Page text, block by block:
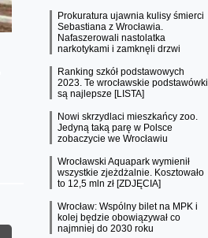
Prokuratura ujawnia kulisy śmierci
Sebastiana z Wrocławia.
Nafaszerowali nastolatka
narkotykami i zamknęli drzwi
Ranking szkół podstawowych
2023. Te wrocławskie podstawówki
są najlepsze [LISTA]
Nowi skrzydlaci mieszkańcy zoo.
Jedyną taką parę w Polsce
zobaczycie we Wrocławiu
Wrocławski Aquapark wymienił
wszystkie zjeżdżalnie. Kosztowało
to 12,5 mln zł [ZDJĘCIA]
Wrocław: Wspólny bilet na MPK i
kolej będzie obowiązywał co
najmniej do 2030 roku